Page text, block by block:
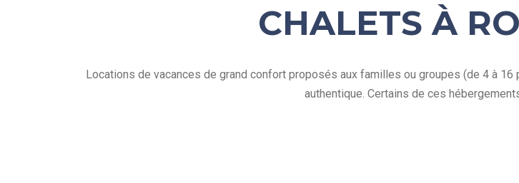
CHALETS À
Locations de vacances de grand confort proposés aux familles ou groupes (de 4 à
authentique. Certains de ces